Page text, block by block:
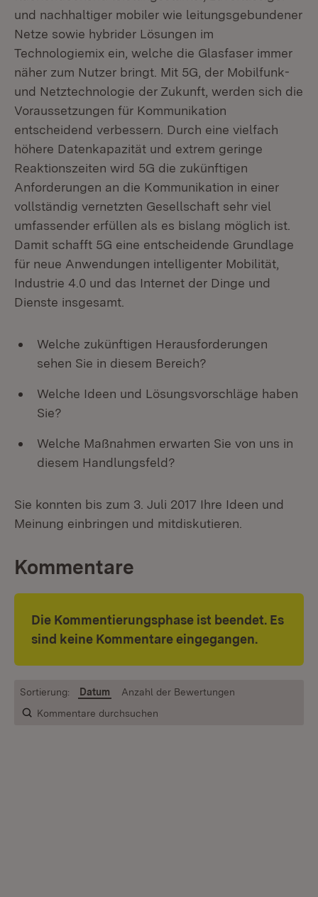
und nachhaltiger mobiler wie leitungsgebundener
Netze sowie hybrider Lösungen im
Technologiemix ein, welche die Glasfaser immer
näher zum Nutzer bringt. Mit 5G, der Mobilfunk-
und Netztechnologie der Zukunft, werden sich die
Voraussetzungen für Kommunikation
entscheidend verbessern. Durch eine vielfach
höhere Datenkapazität und extrem geringe
Reaktionszeiten wird 5G die zukünftigen
Anforderungen an die Kommunikation in einer
vollständig vernetzten Gesellschaft sehr viel
umfassender erfüllen als es bislang möglich ist.
Damit schafft 5G eine entscheidende Grundlage
für neue Anwendungen intelligenter Mobilität,
Industrie 4.0 und das Internet der Dinge und
Dienste insgesamt.
Welche zukünftigen Herausforderungen
sehen Sie in diesem Bereich?
Welche Ideen und Lösungsvorschläge haben
Sie?
Welche Maßnahmen erwarten Sie von uns in
diesem Handlungsfeld?
Sie konnten bis zum 3. Juli 2017 Ihre Ideen und
Meinung einbringen und mitdiskutieren.
Kommentare
Die Kommentierungsphase ist beendet. Es
sind keine Kommentare eingegangen.
Kommentare durchsuchen
Sortierung: Datum Anzahl der Bewertungen